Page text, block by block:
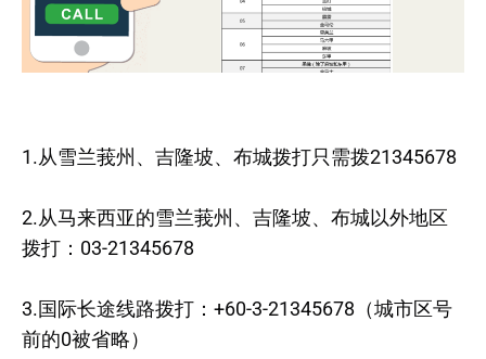
1.从雪兰莪州、吉隆坡、布城拨打只需拨21345678
2.从马来西亚的雪兰莪州、吉隆坡、布城以外地区
拨打：03-21345678
3.国际长途线路拨打：+60-3-21345678（城市区号
前的0被省略）